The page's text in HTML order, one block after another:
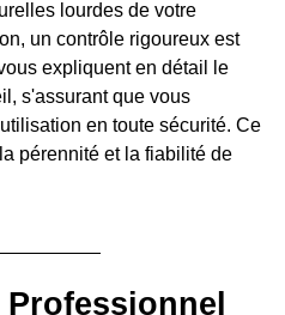
lourdes de votre
un contrôle rigoureux est
expliquent en détail le
s'assurant que vous
en toute sécurité. Ce
pérennité et la fiabilité de